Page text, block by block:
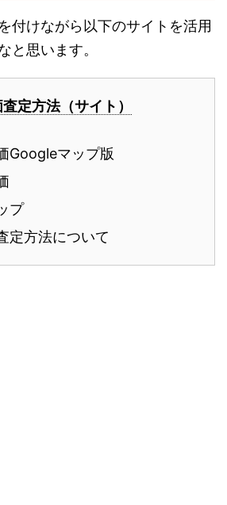
付けながら以下のサイトを活用
と思います。
定方法（サイト）
Googleマップ版
プ
定方法について